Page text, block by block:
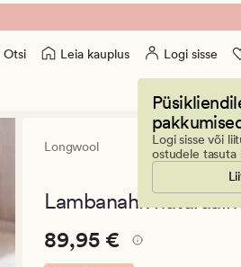
Otsi Leia kauplus Logi sisse
Logi sisse või
ostudele tasuta
Longwool
Lambanahk
Pris_ee
89,95
Pris_ee 89,95 €
89,95 €